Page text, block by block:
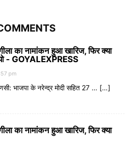
का नामांकन हुआ खारिज, फिर क्या
- GOYALEXPRESS
pm
भाजपा के नरेन्द्र मोदी सहित 27 … […]
का नामांकन हुआ खारिज, फिर क्या